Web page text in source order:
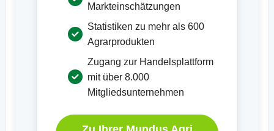
Markteinschätzungen
Statistiken zu mehr als 600
Agrarprodukten
Zugang zur Handelsplattform
mit über 8.000
Mitgliedsunternehmen